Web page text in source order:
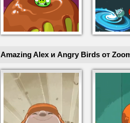
Amazing Alex и Angry Birds от